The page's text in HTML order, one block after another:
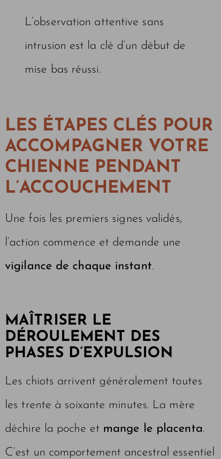
L’observation attentive sans
intrusion est la clé d’un début de
mise bas réussi.
LES ÉTAPES CLÉS POUR
ACCOMPAGNER VOTRE
CHIENNE PENDANT
L’ACCOUCHEMENT
Une fois les premiers signes validés,
l’action commence et demande une
vigilance de chaque instant.
MAÎTRISER LE
DÉROULEMENT DES
PHASES D’EXPULSION
Les chiots arrivent généralement toutes
les trente à soixante minutes. La mère
déchire la poche et mange le placenta.
C’est un comportement ancestral essentiel